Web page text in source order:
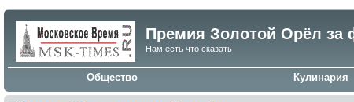
Премия Золотой Орёл
Нам есть что сказать
Общество Кулинария